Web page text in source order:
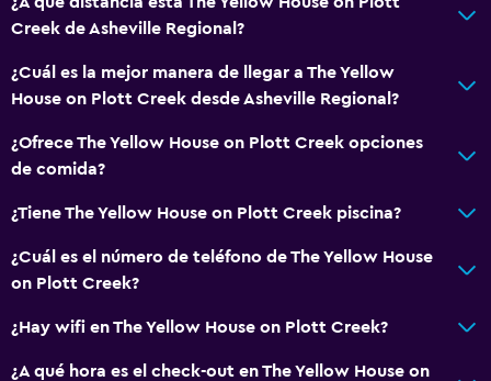
Creek de Asheville Regional?
¿Cuál es la mejor manera de llegar a The Yellow
House on Plott Creek desde Asheville Regional?
¿Ofrece The Yellow House on Plott Creek opciones
de comida?
¿Tiene The Yellow House on Plott Creek piscina?
¿Cuál es el número de teléfono de The Yellow House
on Plott Creek?
¿Hay wifi en The Yellow House on Plott Creek?
¿A qué hora es el check-out en The Yellow House on